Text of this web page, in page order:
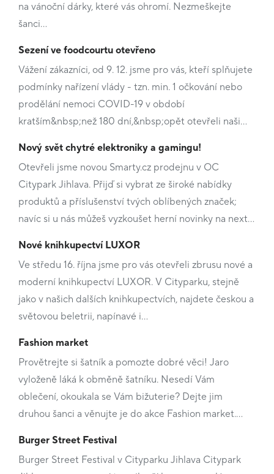
na vánoční dárky, které vás ohromí. Nezmeškejte
šanci…
Sezení ve foodcourtu otevřeno
Vážení zákazníci, od 9. 12. jsme pro vás, kteří splňujete
podmínky nařízení vlády - tzn. min. 1 očkování nebo
prodělání nemoci COVID-19 v období
kratším&nbsp;než 180 dní,&nbsp;opět otevřeli naši…
Nový svět chytré elektroniky a gamingu!
Otevřeli jsme novou Smarty.cz prodejnu v OC
Citypark Jihlava. Přijď si vybrat ze široké nabídky
produktů a příslušenství tvých oblíbených značek;
navíc si u nás můžeš vyzkoušet herní novinky na next…
Nové knihkupectví LUXOR
Ve středu 16. října jsme pro vás otevřeli zbrusu nové a
moderní knihkupectví LUXOR. V Cityparku, stejně
jako v našich dalších knihkupectvích, najdete českou a
světovou beletrii, napínavé i…
Fashion market
Provětrejte si šatník a pomozte dobré věci! Jaro
vyloženě láká k obměně šatníku. Nesedí Vám
oblečení, okoukala se Vám bižuterie? Dejte jim
druhou šanci a věnujte je do akce Fashion market.…
Burger Street Festival
Burger Street Festival v Cityparku Jihlava Citypark